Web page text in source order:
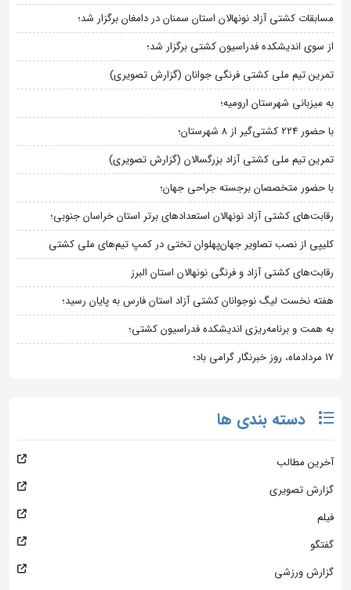
مسابقات کشتی آزاد نونهالان استان سمنان در دامغان برگزار شد؛
از سوی اندیشکده فدراسیون کشتی برگزار شد؛
تمرین تیم ملی کشتی فرنگی جوانان (گزارش تصویری)
به میزبانی شهرستان ارومیه؛
با حضور ۲۲۴ کشتی‌گیر از ۸ شهرستان؛
تمرین تیم ملی کشتی آزاد بزرگسالان (گزارش تصویری)
با حضور متخصصان برجسته جراحی جهان؛
رقابت‌های کشتی آزاد نونهالان استعدادهای برتر استان خراسان جنوبی؛
کلیپی از نصب تصاویر جهان‌پهلوان تختی در کمپ تیم‌های ملی کشتی
رقابت‌های کشتی آزاد و فرنگی نونهالان استان البرز
هفته نخست لیگ نوجوانان کشتی آزاد استان فارس به پایان رسید؛
به همت و برنامه‌ریزی اندیشکده فدراسیون کشتی؛
۱۷ مردادماه، روز خبرنگار گرامی باد؛
دسته بندی ها
آخرین مطالب
گزارش تصویری
فیلم
گفتگو
گزارش ورزشی